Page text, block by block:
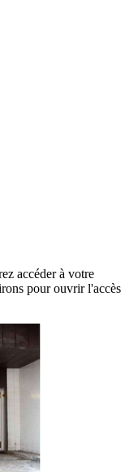
accéder à votre
pour ouvrir l'accès